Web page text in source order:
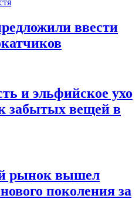
ввести
и эльфийское ухо
забытых вещей в
рынок вышел
поколения за